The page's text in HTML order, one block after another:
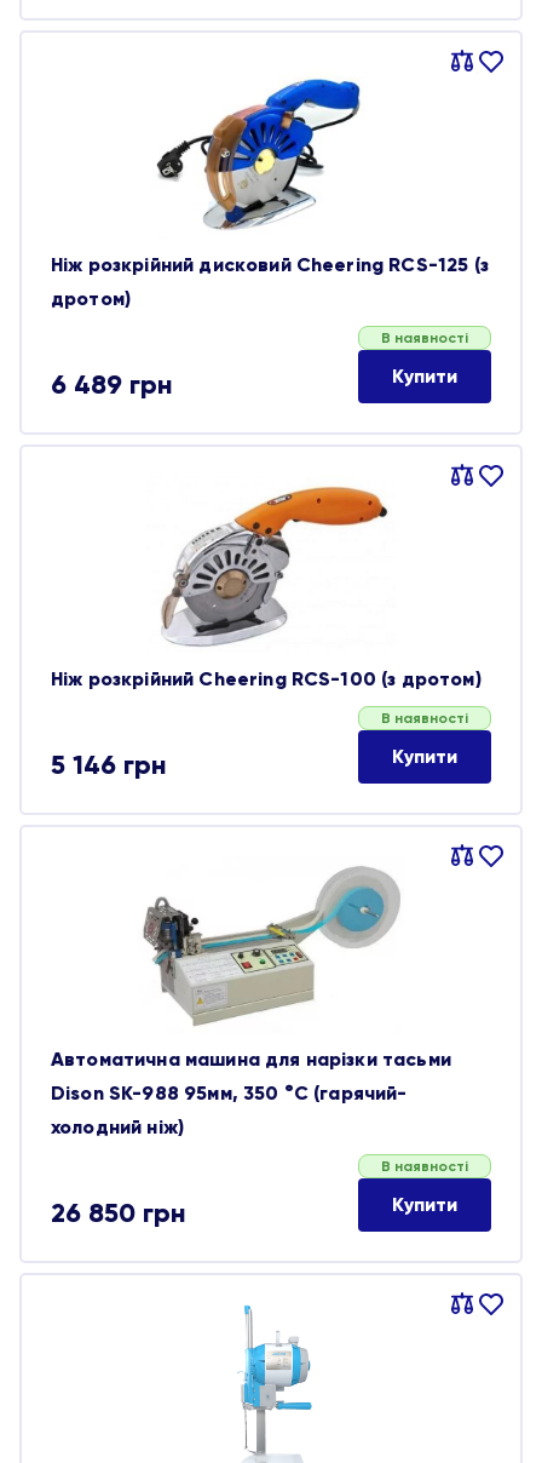
Порівняти
В
Ніж розкрійний дисковий Cheering RCS-125 (з
дротом)
6 489 грн
В наявності
Купити
Порівняти
В
Ніж розкрійний Cheering RCS-100 (з дротом)
5 146 грн
В наявності
Купити
Порівняти
В
Автоматична машина для нарізки тасьми
Dison SK-988 95мм, 350 °C (гарячий-
холодний ніж)
26 850 грн
В наявності
Купити
Порівняти
В